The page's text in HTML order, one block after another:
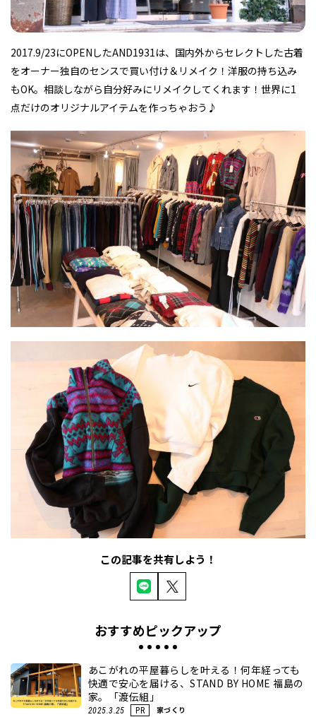
パン アジア・エスニッ
ク
テイクアウト
ランチ その他
レジャー・スポー
ツ施設
非日常 イベントレポート
その他
脱毛 温活・サウナ 歯列矯正・審美歯
科
その他
その他
幼稚園 教育 ライフイベント
その他
2017.9/23にOPENしたAND1931は、国内外からセレクトした古着
をオーナー独自のセンスで買い付け＆リメイク！洋服の持ち込み
もOK。相談しながら自分好みにリメイクしてくれます！世界に1
点だけのオリジナルアイテムを作っちゃおう♪
この記事を共有しよう！
おすすめピックアップ
あこがれの平屋暮らしを叶える！何年経っても
快適で安心を届ける、STAND BY HOME 福島の
家。「渡伝組」
2025.3.25 PR 家づくり